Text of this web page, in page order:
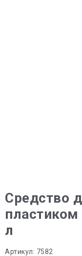
Средство
пластиком
л
Артикул: 7582